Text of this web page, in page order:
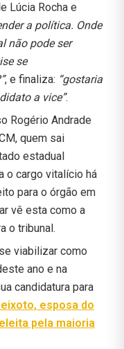
Lúcia Rocha e
a política. Onde
não pode ser
se
, e finaliza: “gostaria
a vice”.
Rogério Andrade
quem sai
estadual
o cargo vitalício há
para o órgão em
vê esta como a
o tribunal.
viabilizar como
ano e na
candidatura para
esposa do
pela maioria